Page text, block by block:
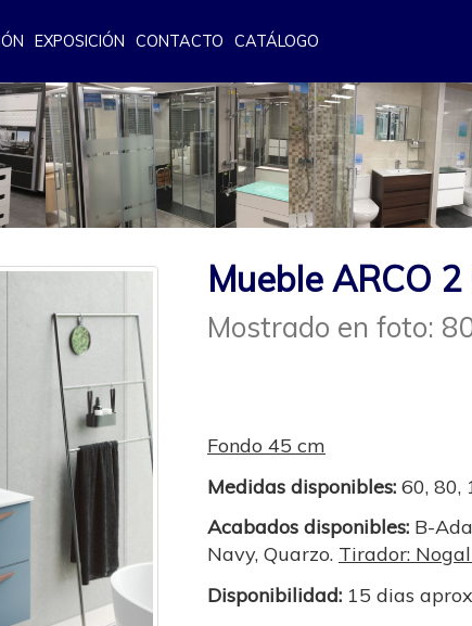
EXPOSICIÓN CONTACTO CATÁLOGO
Mueble ARCO
Mostrado en foto:
Fondo 45 cm
Medidas disponibles: 60, 80,
Acabados disponibles: B-
Navy, Quarzo. Tirador:
Disponibilidad: 15 dias aprox